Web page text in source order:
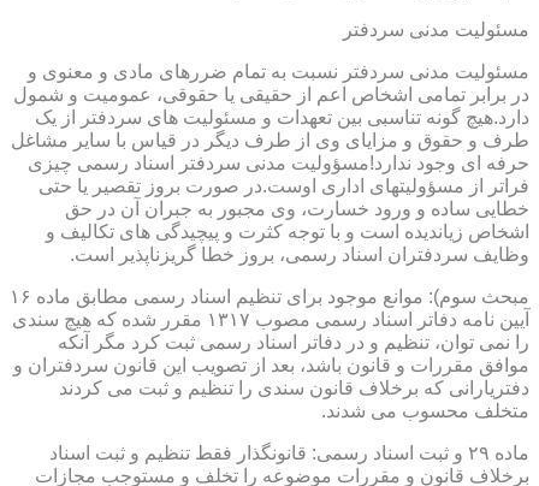
مسئولیت مدنی سردفتر
مسئولیت مدنی سردفتر نسبت به تمام ضررهای مادی و معنوی و
در برابر تمامی اشخاص اعم از حقیقی یا حقوقی، عمومیت و شمول
دارد.هیچ گونه تناسبی بین تعهدات و مسئولیت های سردفتر از یک
طرف و حقوق و مزایای وی از طرف دیگر در قیاس با سایر مشاغل
حرفه ای وجود ندارد!مسؤولیت مدنی سردفتر اسناد رسمی چیزی
فراتر از مسؤولیتهای اداری اوست.در صورت بروز تقصیر یا حتی
خطایی ساده و ورود خسارت، وی مجبور به جبران آن در حق
اشخاص زیاندیده است و با توجه کثرت و پیچیدگی های تکالیف و
وظایف سردفتران اسناد رسمی، بروز خطا گریزناپذیر است.
مبحث سوم): موانع موجود برای تنظیم اسناد رسمی مطابق ماده ۱۶
آیین نامه دفاتر اسناد رسمی مصوب ۱۳۱۷ مقرر شده که هیچ سندی
را نمی توان، تنظیم و در دفاتر اسناد رسمی ثبت کرد مگر آنکه
موافق مقررات و قانون باشد، بعد از تصویب این قانون سردفتران و
دفتریارانی که برخلاف قانون سندی را تنظیم و ثبت می کردند
متخلف محسوب می شدند.
ماده ۲۹ و ثبت اسناد رسمی: قانونگذار فقط تنظیم و ثبت اسناد
برخلاف قانون و مقررات موضوعه را تخلف و مستوجب مجازات